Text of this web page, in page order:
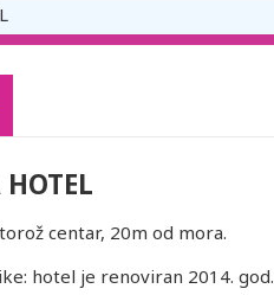
centar, 20m od mora.
hotel je renoviran 2014. god.